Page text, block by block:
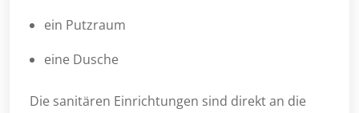
ein Putzraum
eine Dusche
Die sanitären Einrichtungen sind direkt an die